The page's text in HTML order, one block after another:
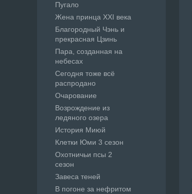
Пугало
Жена принца XXI века
Благородный Чэнь и
прекрасная Цзинь
Пара, созданная на
небесах
Сегодня тоже всё
распродано
Очарование
Возрождение из
ледяного озера
История Миюй
Клетки Юми 3 сезон
Охотничьи псы 2
сезон
Завеса теней
В погоне за нефритом